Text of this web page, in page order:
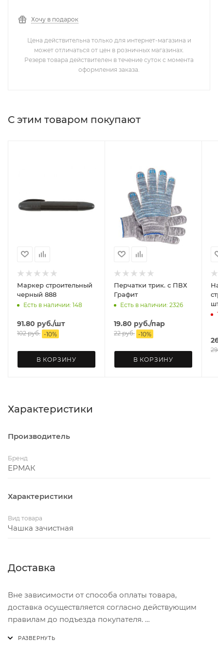
Хочу в подарок
Цена действительна только для интернет-магазина и
может отличаться от цен в розничных магазинах.
Резерв товара действителен в течение суток с момента
оформления заказа.
С этим товаром покупают
Маркер строительный
черный 888
Есть в наличии: 148
91.80 руб./шт
102руб. -10%
В КОРЗИНУ
Перчатки трик. с ПВХ
Графит
Есть в наличии: 2326
19.80 руб./пар
22руб. -10%
В КОРЗИНУ
Характеристики
Производитель
Бренд
ЕРМАК
Характеристики
Вид товара
Чашка зачистная
Доставка
Вне зависимости от способа оплаты товара,
доставка осуществляется согласно действующим
правилам до подъезда покупателя.